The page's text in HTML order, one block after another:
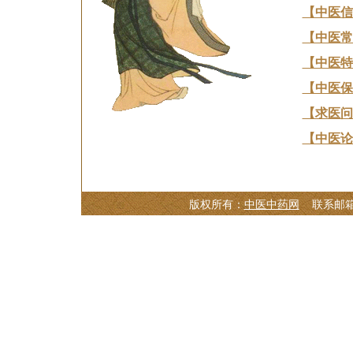
【中医
【中医
【中医
【中医
【求医
【中医
版权所有：中医中药网 联系邮